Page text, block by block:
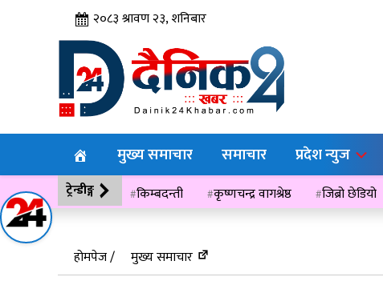
२०८३ श्रावण २३, शनिबार
मुख्य समाचार समाचार प्रदेश न्युज
ट्रेन्डीङ्ग किम्बदन्ती कृष्णचन्द्र वागश्रेष्ठ जिब्रो छेडियो
होमपेज /
मुख्य समाचार